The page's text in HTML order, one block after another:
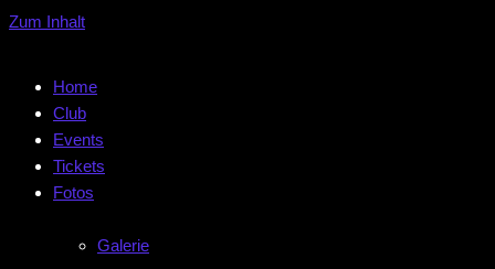
Zum Inhalt
Home
Club
Events
Tickets
Fotos
Galerie